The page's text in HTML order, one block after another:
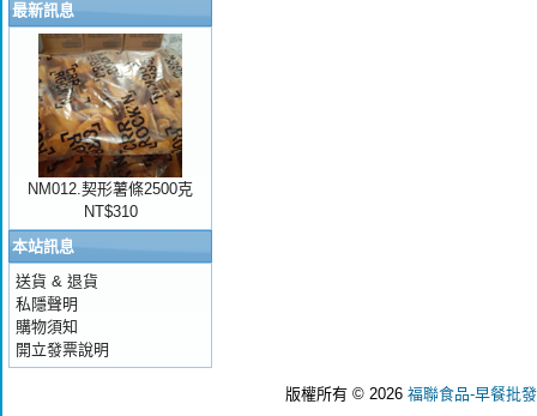
最新訊息
NM012.契形薯條2500克
NT$310
本站訊息
送貨 & 退貨
私隱聲明
購物須知
開立發票說明
版權所有 © 2026 福聯食品-早餐批